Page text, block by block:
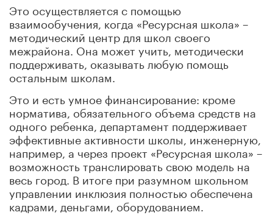
Это осуществляется с помощью
взаимообучения, когда «Ресурсная школа» –
методический центр для школ своего
межрайона. Она может учить, методически
поддерживать, оказывать любую помощь
остальным школам.
Это и есть умное финансирование: кроме
норматива, обязательного объема средств на
одного ребенка, департамент поддерживает
эффективные активности школы, инженерную,
например, а через проект «Ресурсная школа» –
возможность транслировать свою модель на
весь город. В итоге при разумном школьном
управлении инклюзия полностью обеспечена
кадрами, деньгами, оборудованием.